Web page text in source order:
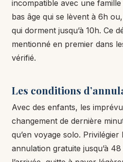
incompatible avec une
bas âge qui se lèvent à 6h
qui dorment jusqu’à 10h. Ce
mentionné en premier dans
vérifié.
Les conditions
Avec des enfants, les
changement de dernière
qu’en voyage solo. Privilégier
annulation gratuite jusqu’à